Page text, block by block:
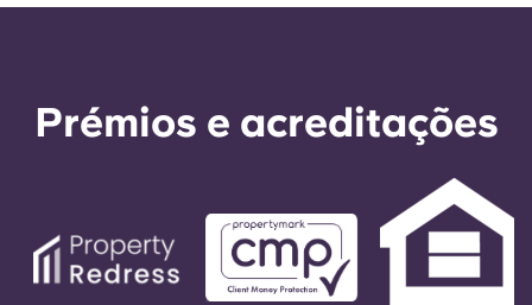
Prémios e acreditações